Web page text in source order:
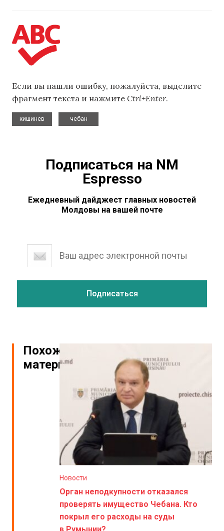
Если вы нашли ошибку, пожалуйста, выделите
фрагмент текста и нажмите Ctrl+Enter.
кишинев
чебан
Подписаться на NM
Espresso
Ежедневный дайджест главных новостей
Молдовы на вашей почте
Похожие
материалы
Новости
Орган неподкупности отказался
проверять имущество Чебана. Кто
покрыл его расходы на суды
в Румынии?